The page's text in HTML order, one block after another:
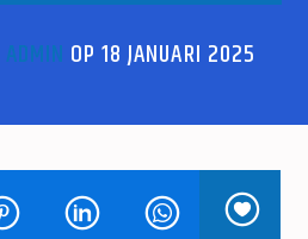
ADMIN OP 18 JANUARI 2025